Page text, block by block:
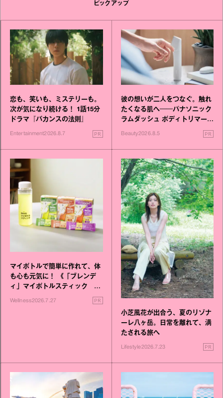
ピックアップ
恋も、笑いも、ミステリーも。
次が気になり続ける！ 1話15分
ドラマ『バカンスの法則』
Entertainment2026.8.7 PR
彼の想いが二人をつなぐ。触れ
たくなる肌へ──パナソニック
ラムダッシュ ボディトリマーが
Beauty2026.8.5 PR
マイボトルで簡単に作れて、体
も心も元気に！ 《「ブレンデ
ィ」マイボトルスティック い
いこと毎日》シリーズが誕生
Wellness2026.7.27 PR
小芝風花が出合う、夏のリゾナ
ーレ八ヶ岳。日常を離れて、満
たされる旅へ
Lifestyle2026.7.23 PR